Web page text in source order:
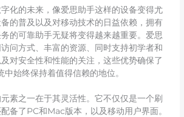
化的未来，像爱思助手这样的设备变得尤
的普及以及对移动技术的日益依赖，拥有
的可靠助手无疑将变得越来越重要。爱思
问方式、丰富的资源、同时支持初学者和
对安全性和性能的关注，这些优势确保了
始终保持着值得信赖的地位。
素之一在于其灵活性。它不仅仅是一个刷
备了PC和Mac版本，以及移动用户界面。